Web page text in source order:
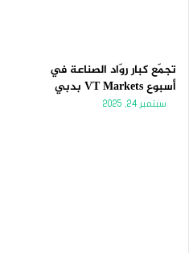
تجمّع كبار روّاد الصناعة في
أسبوع VT Markets بدبي
سبتمبر 24, 2025